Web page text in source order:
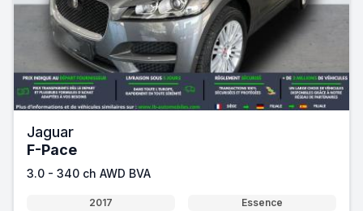
Jaguar
F-Pace
3.0 - 340 ch AWD BVA
2017
Essence